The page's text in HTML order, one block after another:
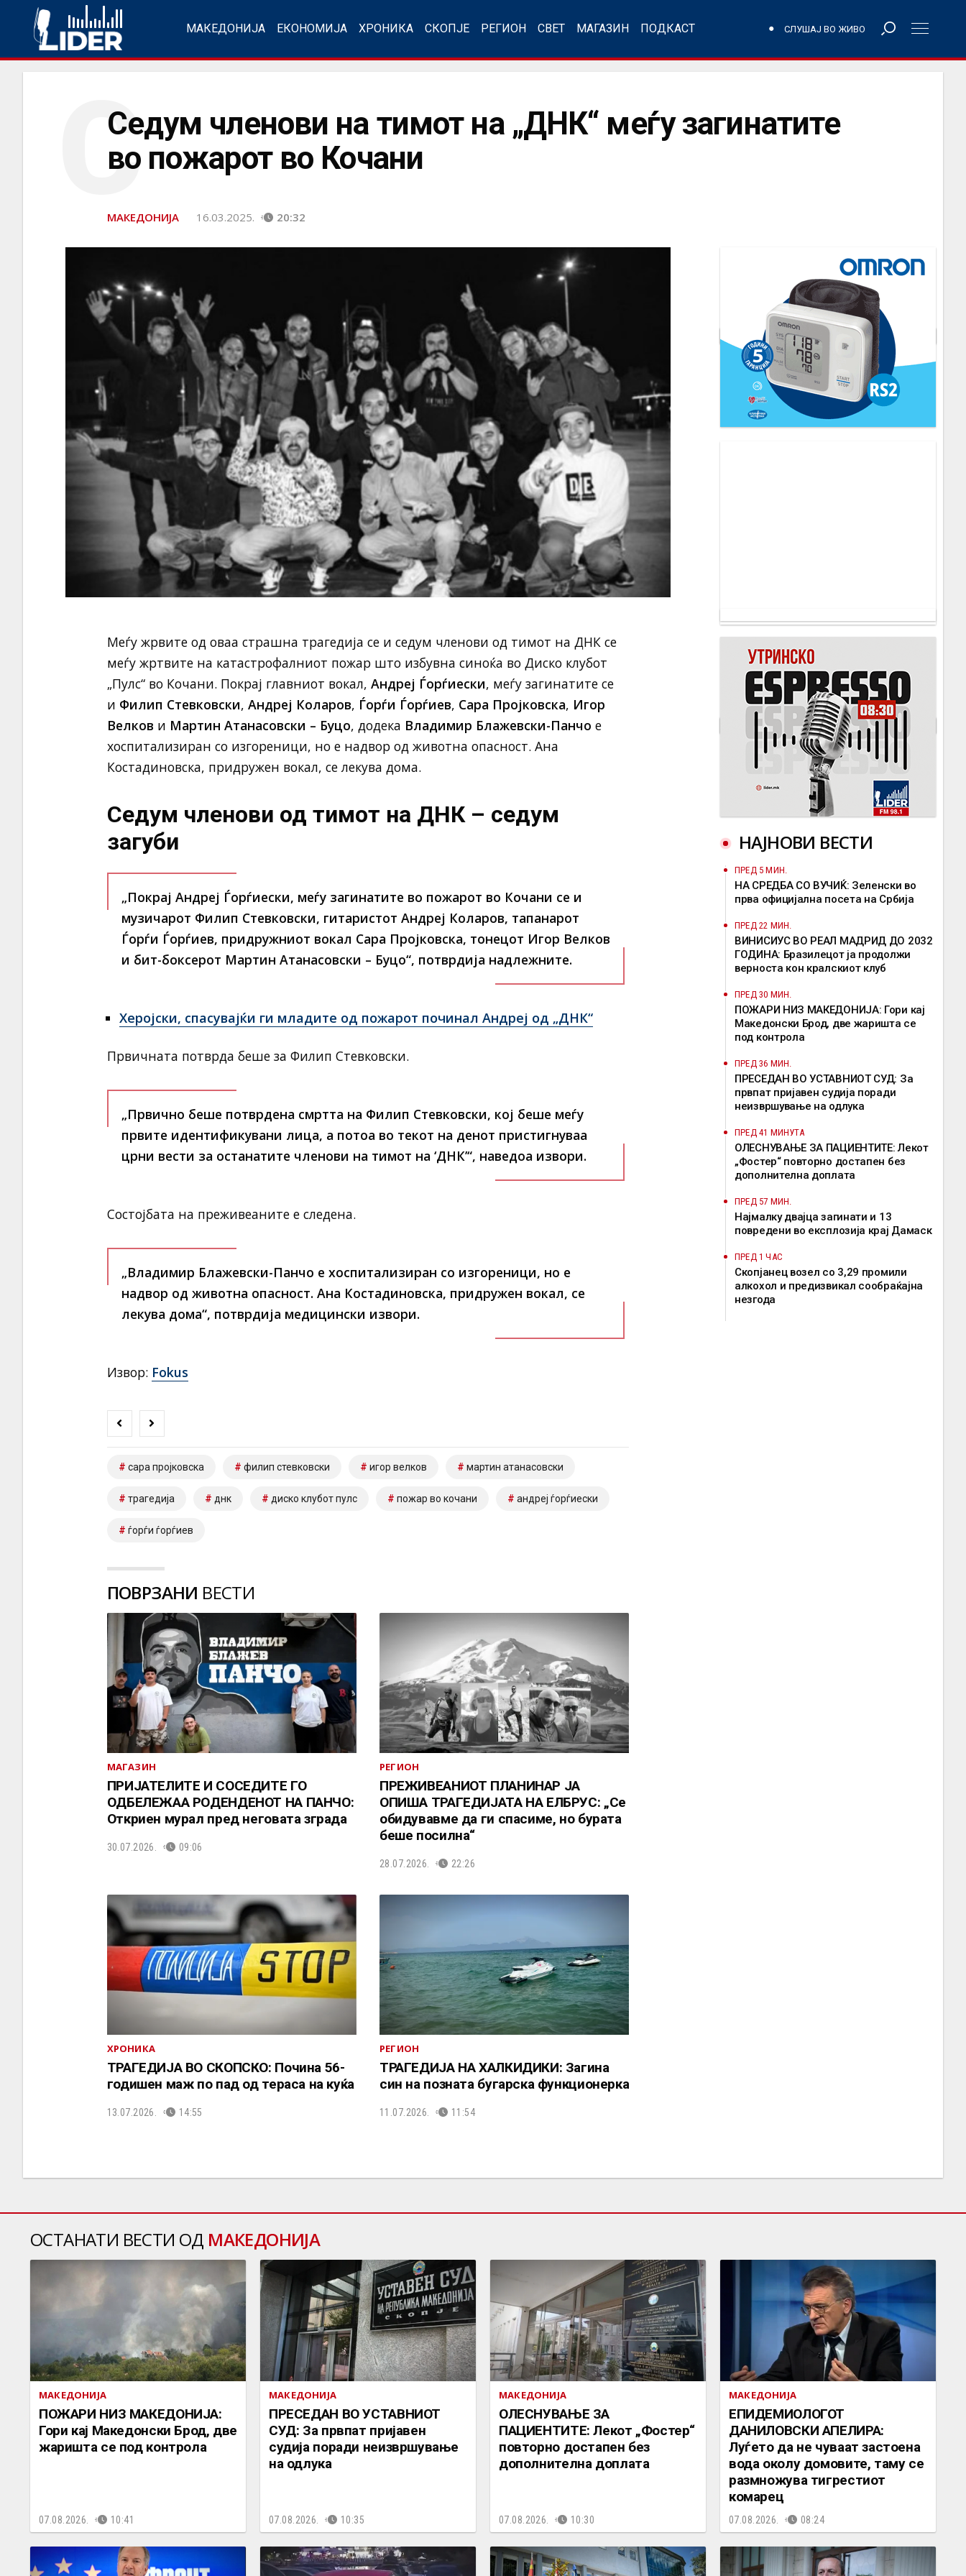
МАКЕДОНИЈА ЕКОНОМИЈА ХРОНИКА СКОПЈЕ РЕГИОН СВЕТ МАГАЗИН ПОДКАСТ СЛУШАЈ ВО ЖИВО
Седум членови на тимот на „ДНК“ меѓу загинатите
во пожарот во Кочани
С
МАКЕДОНИЈА 16.03.2025. 20:32
Меѓу жрвите од оваа страшна трагедија се и седум членови од тимот на ДНК се
меѓу жртвите на катастрофалниот пожар што избувна синоќа во Диско клубот
„Пулс“ во Кочани. Покрај главниот вокал, Андреј Ѓорѓиески, меѓу загинатите се
и Филип Стевковски, Андреј Коларов, Ѓорѓи Ѓорѓиев, Сара Пројковска, Игор
Велков и Мартин Атанасовски – Буцо, додека Владимир Блажевски-Панчо е
хоспитализиран со изгореници, но е надвор од животна опасност. Ана
Костадиновска, придружен вокал, се лекува дома.
Седум членови од тимот на ДНК – седум
загуби
„Покрај Андреј Ѓорѓиески, меѓу загинатите во пожарот во Кочани се и
музичарот Филип Стевковски, гитаристот Андреј Коларов, тапанарот
Ѓорѓи Ѓорѓиев, придружниот вокал Сара Пројковска, тонецот Игор Велков
и бит-боксерот Мартин Атанасовски – Буцо“, потврдија надлежните.
Херојски, спасувајќи ги младите од пожарот починал Андреј од „ДНК“
Првичната потврда беше за Филип Стевковски.
„Првично беше потврдена смртта на Филип Стевковски, кој беше меѓу
првите идентификувани лица, а потоа во текот на денот пристигнуваа
црни вести за останатите членови на тимот на ‘ДНК’“, наведоа извори.
Состојбата на преживеаните е следена.
„Владимир Блажевски-Панчо е хоспитализиран со изгореници, но е
надвор од животна опасност. Ана Костадиновска, придружен вокал, се
лекува дома“, потврдија медицински извори.
Извор: Fokus
сара пројковска филип стевковски игор велков мартин атанасовски
трагедија днк диско клубот пулс пожар во кочани андреј ѓорѓиески
ѓорѓи ѓорѓиев
ПОВРЗАНИ ВЕСТИ
МАГАЗИН
ПРИЈАТЕЛИТЕ И СОСЕДИТЕ ГО
ОДБЕЛЕЖАА РОДЕНДЕНОТ НА ПАНЧО:
Откриен мурал пред неговата зграда
30.07.2026. 09:06
РЕГИОН
ПРЕЖИВЕАНИОТ ПЛАНИНАР ЈА
ОПИША ТРАГЕДИЈАТА НА ЕЛБРУС: „Се
обидувавме да ги спасиме, но бурата
беше посилна“
28.07.2026. 22:26
ХРОНИКА
ТРАГЕДИЈА ВО СКОПСКО: Почина 56-
годишен маж по пад од тераса на куќа
13.07.2026. 14:55
РЕГИОН
ТРАГЕДИЈА НА ХАЛКИДИКИ: Загина
син на позната бугарска функционерка
11.07.2026. 11:54
НАЈНОВИ ВЕСТИ
ПРЕД 5 МИН.
НА СРЕДБА СО ВУЧИЌ: Зеленски во
прва официјална посета на Србија
ПРЕД 22 МИН.
ВИНИСИУС ВО РЕАЛ МАДРИД ДО 2032
ГОДИНА: Бразилецот ја продолжи
верноста кон кралскиот клуб
ПРЕД 30 МИН.
ПОЖАРИ НИЗ МАКЕДОНИЈА: Гори кај
Македонски Брод, две жаришта се
под контрола
ПРЕД 36 МИН.
ПРЕСЕДАН ВО УСТАВНИОТ СУД: За
првпат пријавен судија поради
неизвршување на одлука
ПРЕД 41 МИНУТА
ОЛЕСНУВАЊЕ ЗА ПАЦИЕНТИТЕ: Лекот
„Фостер“ повторно достапен без
дополнителна доплата
ПРЕД 57 МИН.
Најмалку двајца загинати и 13
повредени во експлозија крај Дамаск
ПРЕД 1 ЧАС
Скопјанец возел со 3,29 промили
алкохол и предизвикал сообраќајна
незгода
ОСТАНАТИ ВЕСТИ ОД МАКЕДОНИЈА
МАКЕДОНИЈА
ПОЖАРИ НИЗ МАКЕДОНИЈА:
Гори кај Македонски Брод, две
жаришта се под контрола
07.08.2026. 10:41
МАКЕДОНИЈА
ПРЕСЕДАН ВО УСТАВНИОТ
СУД: За првпат пријавен
судија поради неизвршување
на одлука
07.08.2026. 10:35
МАКЕДОНИЈА
ОЛЕСНУВАЊЕ ЗА
ПАЦИЕНТИТЕ: Лекот „Фостер“
повторно достапен без
дополнителна доплата
07.08.2026. 10:30
МАКЕДОНИЈА
EПИДЕМИОЛОГОТ
ДАНИЛОВСКИ АПЕЛИРА:
Луѓето да не чуваат застоена
вода околу домовите, таму се
размножува тигрестиот
комарец
07.08.2026. 08:24